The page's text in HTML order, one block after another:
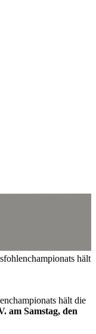
hält
hält die
am Samstag, den